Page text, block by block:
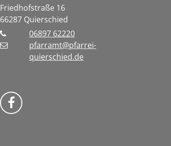
Friedhofstraße 16
66287 Quierschied
06897 62220
pfarramt@pfarrei-
quierschied.de
Bistum Trier auf Facebook